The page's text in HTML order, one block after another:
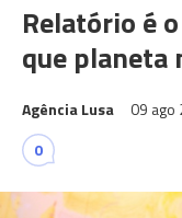
Relatório é
que planeta
Agência Lusa 09 ago
0